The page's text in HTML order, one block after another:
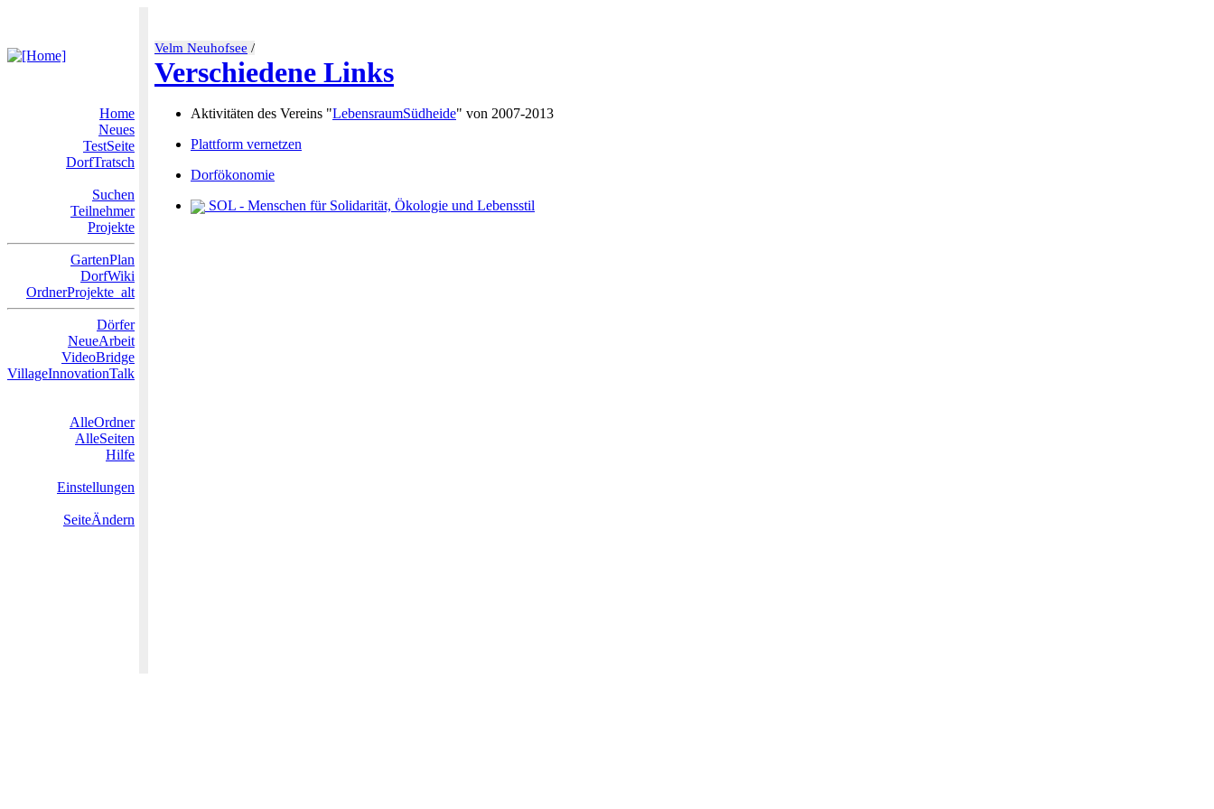
Velm Neuhofsee /
Verschiedene Links
Home
Neues
TestSeite
DorfTratsch
Suchen
Teilnehmer
Projekte
GartenPlan
DorfWiki
OrdnerProjekte_alt
Dörfer
NeueArbeit
VideoBridge
VillageInnovationTalk
AlleOrdner
AlleSeiten
Hilfe
Einstellungen
SeiteÄndern
Aktivitäten des Vereins "LebensraumSüdheide" von 2007-2013
Plattform vernetzen
Dorfökonomie
SOL - Menschen für Solidarität, Ökologie und Lebensstil